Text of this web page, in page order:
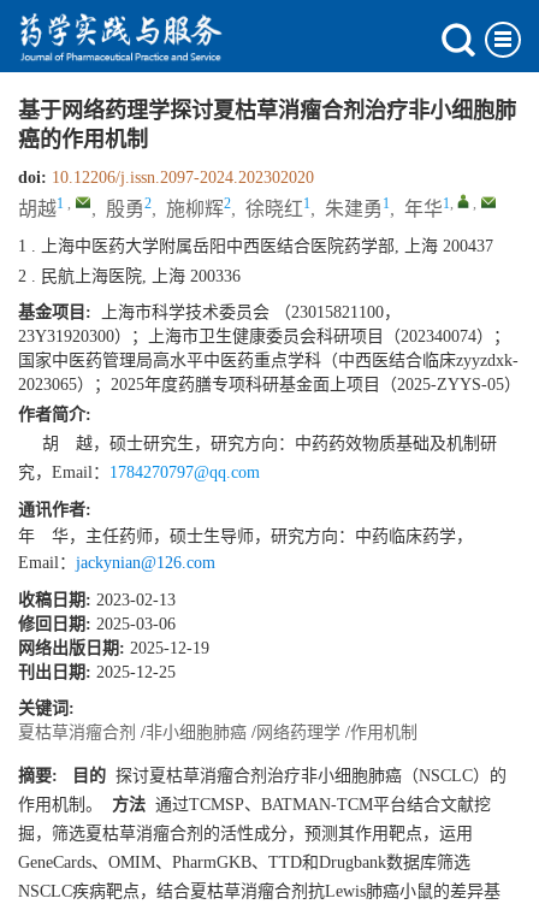
基于网络药理学探讨夏枯草消瘤合剂治疗非小细胞肺
癌的作用机制
doi: 10.12206/j.issn.2097-2024.202302020
胡越1 , , 殷勇2, 施柳辉2, 徐晓红1, 朱建勇 1, 年华1, ,
1 . 上海中医药大学附属岳阳中西医结合医院药学部, 上海 200437
2 . 民航上海医院, 上海 200336
基金项目: 上海市科学技术委员会 （23015821100，
23Y31920300）；上海市卫生健康委员会科研项目（202340074）；
国家中医药管理局高水平中医药重点学科（中西医结合临床zyyzdxk-
2023065）；2025年度药膳专项科研基金面上项目（2025-ZYYS-05）
作者简介:
胡 越，硕士研究生，研究方向：中药药效物质基础及机制研
究，Email： 1784270797@qq.com
通讯作者:
年 华，主任药师，硕士生导师，研究方向：中药临床药学，
Email： jackynian@126.com
收稿日期: 2023-02-13
修回日期: 2025-03-06
网络出版日期: 2025-12-19
刊出日期: 2025-12-25
关键词:
夏枯草消瘤合剂 /非小细胞肺癌 / 网络药理学 /作用机制
摘要: 目的 探讨夏枯草消瘤合剂治疗非小细胞肺癌（NSCLC）的
作用机制。
方法 通过TCMSP、BATMAN-TCM平台结合文献挖
掘，筛选夏枯草消瘤合剂的活性成分，预测其作用靶点，运用
GeneCards、OMIM、PharmGKB、TTD和Drugbank数据库筛选
NSCLC疾病靶点，结合夏枯草消瘤合剂抗Lewis肺癌小鼠的差异基